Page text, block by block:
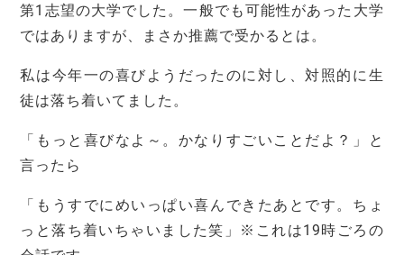
第1志望の大学でした。一般でも可能性があった大学
ではありますが、まさか推薦で受かるとは。
私は今年一の喜びようだったのに対し、対照的に生
徒は落ち着いてました。
「もっと喜びなよ～。かなりすごいことだよ？」と
言ったら
「もうすでにめいっぱい喜んできたあとです。ちょ
っと落ち着いちゃいました笑」※これは19時ごろの